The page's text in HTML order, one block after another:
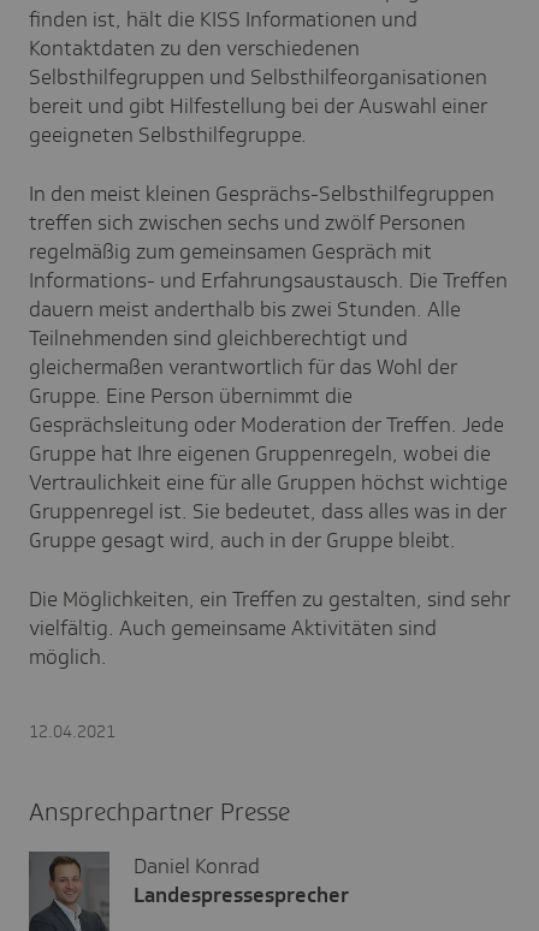
finden ist, hält die KISS Informationen und
Kontaktdaten zu den verschiedenen
Selbsthilfegruppen und Selbsthilfeorganisationen
bereit und gibt Hilfestellung bei der Auswahl einer
geeigneten Selbsthilfegruppe.
In den meist kleinen Gesprächs-Selbsthilfegruppen
treffen sich zwischen sechs und zwölf Personen
regelmäßig zum gemeinsamen Gespräch mit
Informations- und Erfahrungsaustausch. Die Treffen
dauern meist anderthalb bis zwei Stunden. Alle
Teilnehmenden sind gleichberechtigt und
gleichermaßen verantwortlich für das Wohl der
Gruppe. Eine Person übernimmt die
Gesprächsleitung oder Moderation der Treffen. Jede
Gruppe hat Ihre eigenen Gruppenregeln, wobei die
Vertraulichkeit eine für alle Gruppen höchst wichtige
Gruppenregel ist. Sie bedeutet, dass alles was in der
Gruppe gesagt wird, auch in der Gruppe bleibt.
Die Möglichkeiten, ein Treffen zu gestalten, sind sehr
vielfältig. Auch gemeinsame Aktivitäten sind
möglich.
12.04.2021
Ansprechpartner Presse
Daniel Konrad
Landespressesprecher